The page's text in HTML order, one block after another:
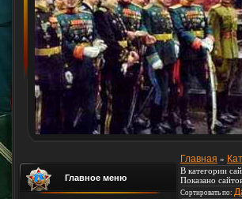
Главное меню
Главная »
В категории
Показано
Сортировать по: